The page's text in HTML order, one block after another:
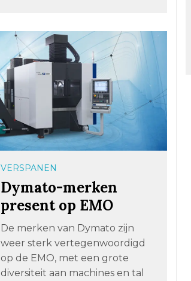
VERSPANEN
Dymato-merken
present op EMO
De merken van Dymato zijn
weer sterk vertegenwoordigd
op de EMO, met een grote
diversiteit aan machines en tal